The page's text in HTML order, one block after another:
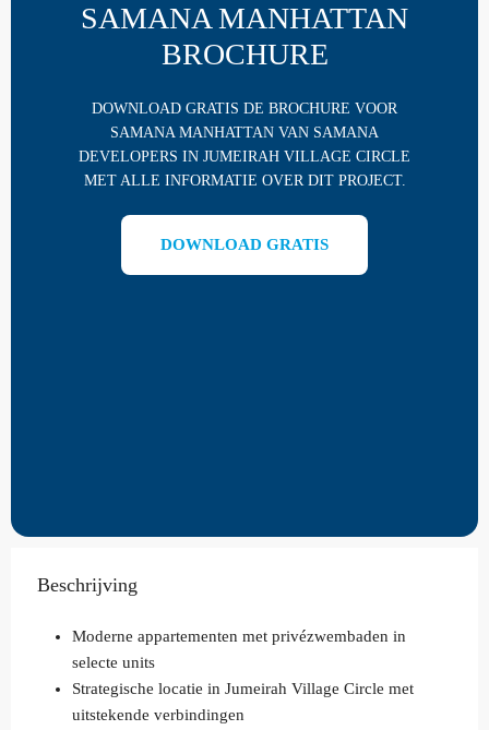
SAMANA MANHATTAN
BROCHURE
DOWNLOAD GRATIS DE BROCHURE VOOR
SAMANA MANHATTAN VAN SAMANA
DEVELOPERS IN JUMEIRAH VILLAGE CIRCLE
MET ALLE INFORMATIE OVER DIT PROJECT.
DOWNLOAD GRATIS
Beschrijving
Moderne appartementen met privézwembaden in
selecte units
Strategische locatie in Jumeirah Village Circle met
uitstekende verbindingen